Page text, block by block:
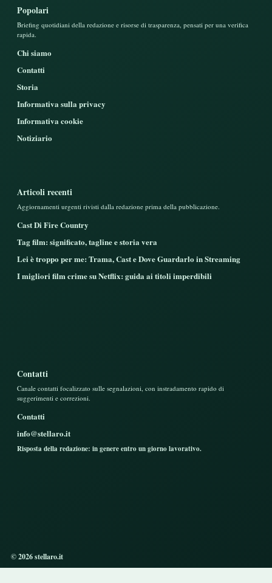
Popolari
Briefing quotidiani della redazione e risorse di trasparenza, pensati per una verifica
rapida.
Chi siamo
Contatti
Storia
Informativa sulla privacy
Informativa cookie
Notiziario
Articoli recenti
Aggiornamenti urgenti rivisti dalla redazione prima della pubblicazione.
Cast Di Fire Country
Tag film: significato, tagline e storia vera
Lei è troppo per me: Trama, Cast e Dove Guardarlo in Streaming
I migliori film crime su Netflix: guida ai titoli imperdibili
Contatti
Canale contatti focalizzato sulle segnalazioni, con instradamento rapido di
suggerimenti e correzioni.
Contatti
info@stellaro.it
Risposta della redazione: in genere entro un giorno lavorativo.
© 2026 stellaro.it